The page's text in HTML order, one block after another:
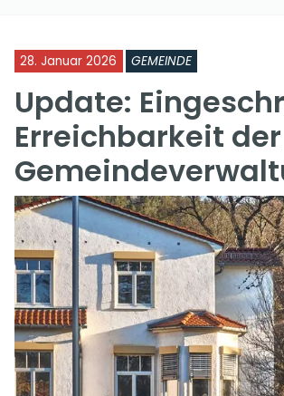
28. Januar 2026 GEMEINDE
Update:
Erreichbarkeit der